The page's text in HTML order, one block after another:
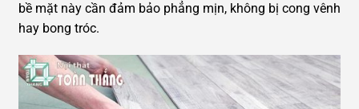
bề mặt này cần đảm bảo phẳng mịn, không bị cong vênh
hay bong tróc.